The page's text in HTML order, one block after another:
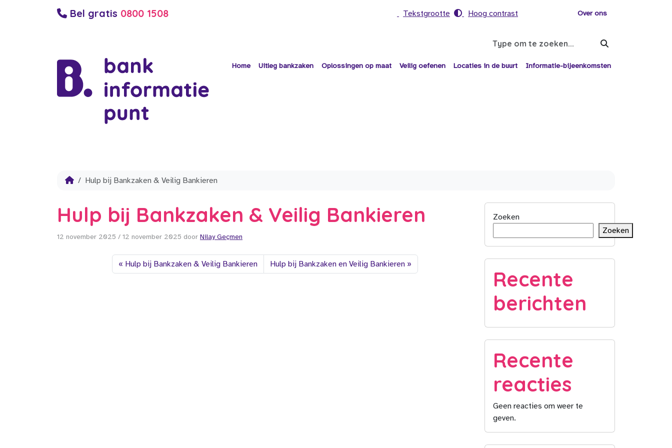
Bel gratis 0800 1508 Tekstgrootte Hoog contrast Over ons
Search
Home Uitleg bankzaken Oplossingen op maat Veilig oefenen Locaties in de buurt Informatie-bijeenkomsten
Hulp bij Bankzaken & Veilig Bankieren
Hulp bij Bankzaken & Veilig Bankieren
12 november 2025 / 12 november 2025 door Nilay Geçmen
Hulp bij Bankzaken & Veilig Bankieren Hulp bij Bankzaken en Veilig Bankieren
Zoeken
Zoeken
Recente
berichten
Recente
reacties
Geen reacties om weer te
geven.